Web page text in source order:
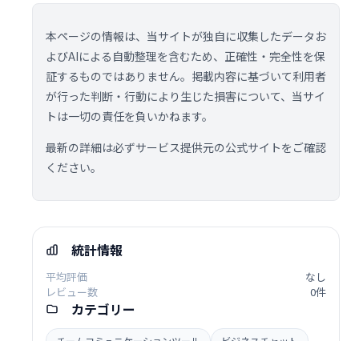
本ページの情報は、当サイトが独自に収集したデータお
よびAIによる自動整理を含むため、正確性・完全性を保
証するものではありません。掲載内容に基づいて利用者
が行った判断・行動により生じた損害について、当サイ
トは一切の責任を負いかねます。
最新の詳細は必ずサービス提供元の公式サイトをご確認
ください。
統計情報
平均評価
なし
レビュー数
0件
カテゴリー